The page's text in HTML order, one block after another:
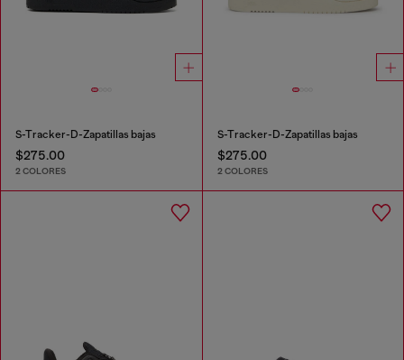
S-Tracker-D-Zapatillas bajas
$275.00
2 COLORES
S-Tracker-D-Zapatillas bajas
$275.00
2 COLORES